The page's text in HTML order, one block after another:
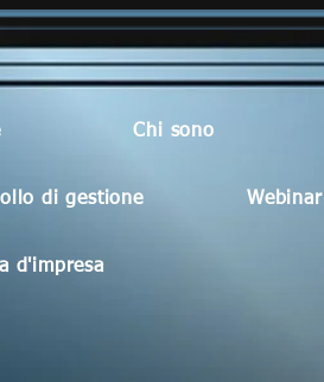
Chi sono
di gestione Webinar
d'impresa